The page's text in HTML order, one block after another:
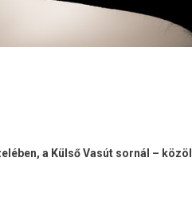
a Külső Vasút sornál –